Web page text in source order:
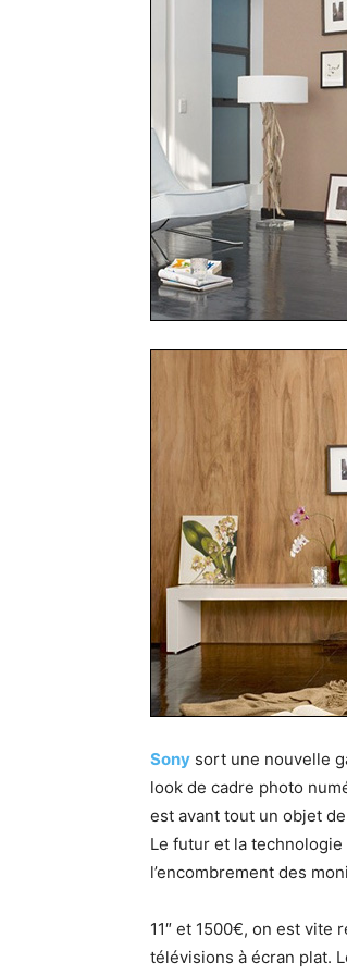
Sony sort une nouvelle
look de cadre photo
est avant tout un objet
Le futur et la
l’encombrement des
11″ et 1500€, on est vite
télévisions à écran plat.